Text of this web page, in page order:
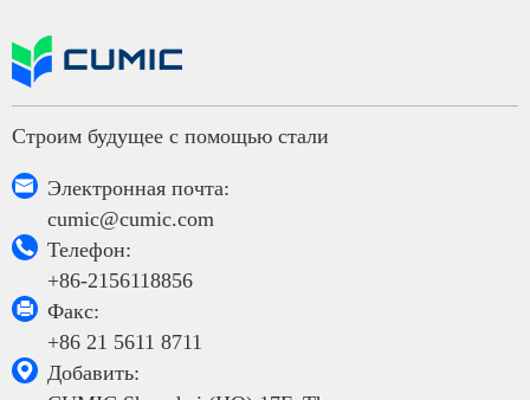
Строим будущее с помощью стали

Электронная почта:
cumic@cumic.com

Телефон:
+86-2156118856

Факс:
+86 21 5611 8711

Добавить: